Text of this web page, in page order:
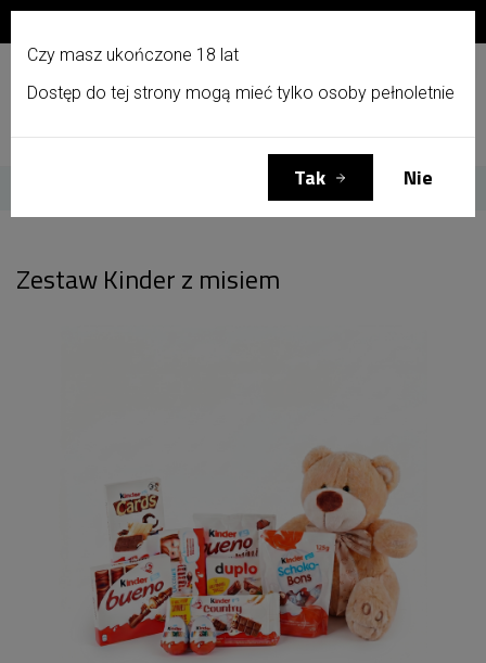
Menu Zaloguj się Koszyk (0)
Zestaw Kinder z misiem
Czy masz ukończone 18 lat
Dostęp do tej strony mogą mieć tylko osoby pełnoletnie
Tak Nie